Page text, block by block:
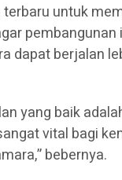
untuk
dapat berjalan
yang baik
vital bagi
bebernya.